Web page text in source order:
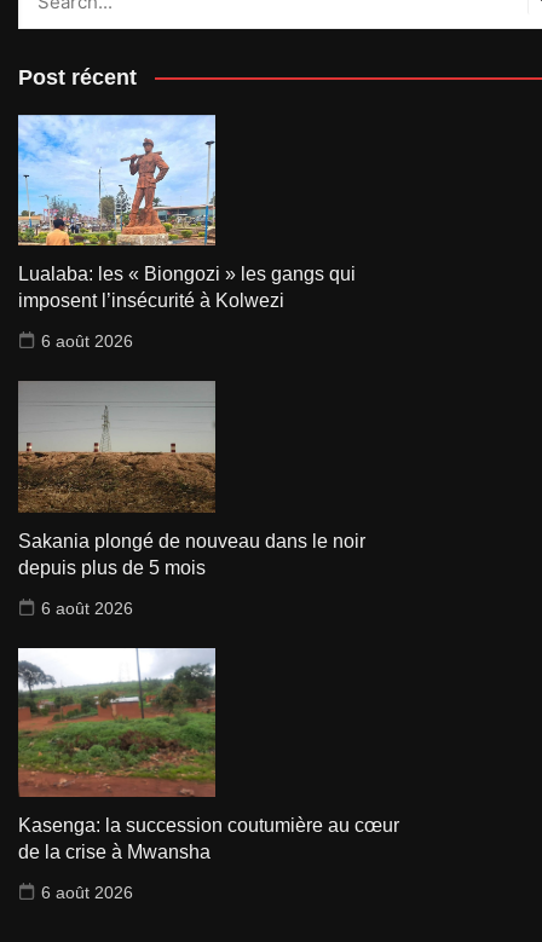
Post récent
Lualaba: les « Biongozi » les gangs qui
imposent l’insécurité à Kolwezi
6 août 2026
Sakania plongé de nouveau dans le noir
depuis plus de 5 mois
6 août 2026
Kasenga: la succession coutumière au cœur
de la crise à Mwansha
6 août 2026